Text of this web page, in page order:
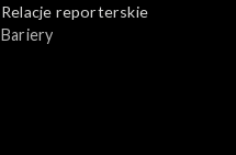
Relacje reporterskie
Bariery